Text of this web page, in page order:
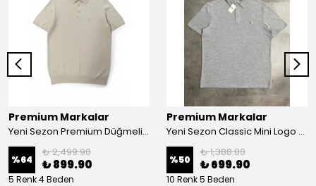
Premium Markalar
Yeni Sezon Premium Düğmeli Polo Yaka Triko T-shirt
%64
₺ 2,499.90
₺ 899.90
5 Renk 4 Beden
Premium Markalar
Yeni Sezon Classic Mini Logo Colourful Polo Yaka
%50
₺ 1,388.80
₺ 699.90
10 Renk 5 Beden